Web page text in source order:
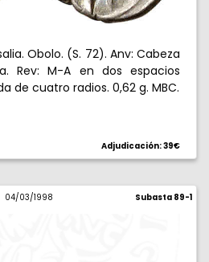
Obolo. (S. 72). Anv: Cabeza
Rev: M-A en dos espacios
de cuatro radios. 0,62 g. MBC.
Adjudicación: 39€
04/03/1998 Subasta 89-1